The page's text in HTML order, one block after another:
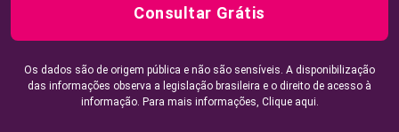
Consultar Grátis
Os dados são de origem pública e não são sensíveis. A disponibilização
das informações observa a legislação brasileira e o direito de acesso à
informação. Para mais informações, Clique aqui.